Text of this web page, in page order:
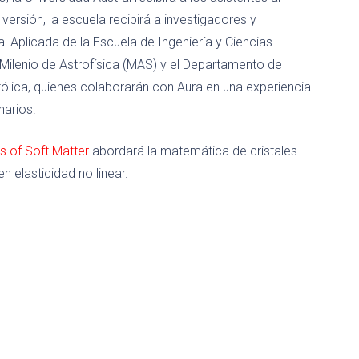
la escuela recibirá a investigadores y
de la Escuela de Ingeniería y Ciencias
de Astrofísica (MAS) y el Departamento de
quienes colaborarán con Aura en una experiencia
of Soft Matter abordará la matemática de cristales
elasticidad no linear.